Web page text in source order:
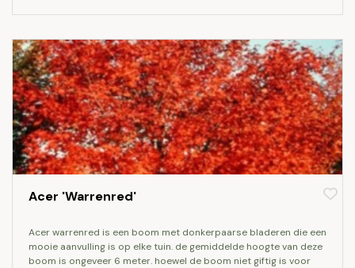
Acer 'Warrenred'
acer warrenred is een boom met donkerpaarse bladeren die een
mooie aanvulling is op elke tuin. de gemiddelde hoogte van deze
boom is ongeveer 6 meter. hoewel de boom niet giftig is voor